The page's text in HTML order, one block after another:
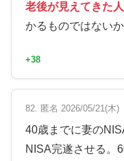
老後が見えてきた
かるものではない
+38
82. 匿名 2026/05/21(木)
40歳までに妻の
NISA完遂させる。